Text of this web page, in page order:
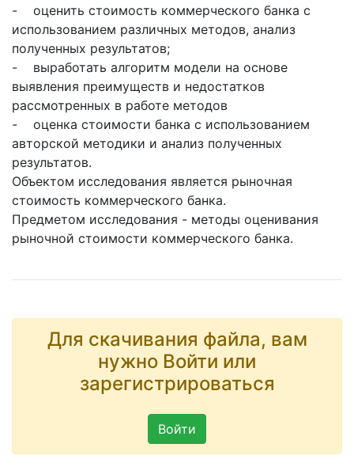
- оценить стоимость коммерческого банка с
использованием различных методов, анализ
полученных результатов;
- выработать алгоритм модели на основе
выявления преимуществ и недостатков
рассмотренных в работе методов
- оценка стоимости банка с использованием
авторской методики и анализ полученных
результатов.
Объектом исследования является рыночная
стоимость коммерческого банка.
Предметом исследования - методы оценивания
рыночной стоимости коммерческого банка.
Для скачивания файла, вам
нужно Войти или
зарегистрироваться
Войти